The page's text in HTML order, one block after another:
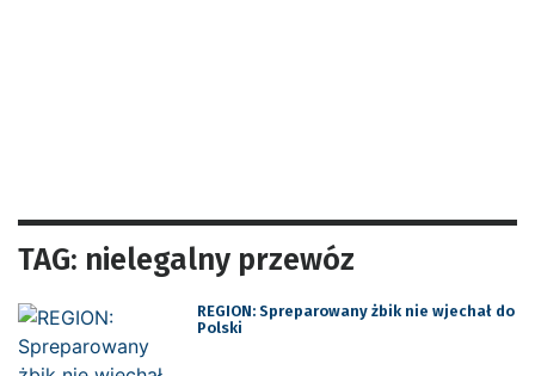
TAG: nielegalny przewóz
REGION: Spreparowany żbik nie wjechał do
Polski